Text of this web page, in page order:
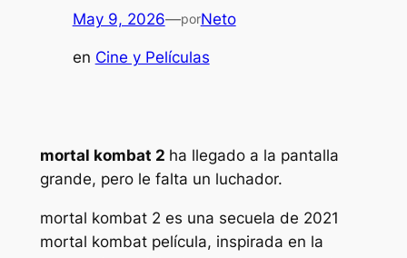
May 9, 2026—porNeto
en Cine y Películas
mortal kombat 2 ha llegado a la pantalla
grande, pero le falta un luchador.
mortal kombat 2 es una secuela de 2021
mortal kombatpelícula, inspirada en la